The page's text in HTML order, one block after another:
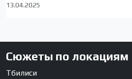
13.04.2025
Сюжеты по локациям
Тбилиси